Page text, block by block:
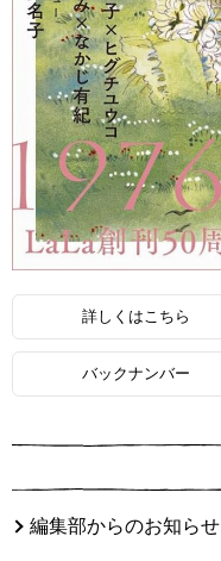
詳しくはこちら
バックナンバー
編集部からのお知らせ